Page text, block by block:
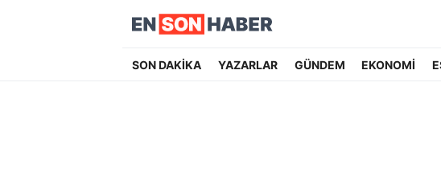
SON DAKİKA YAZARLAR GÜNDEM EKONOMİ